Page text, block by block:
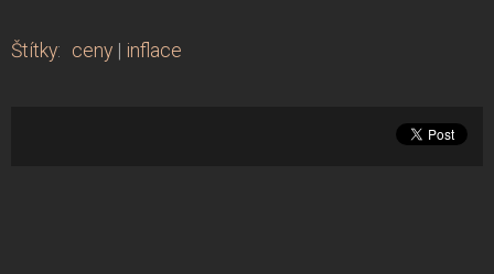
Štítky: ceny | inflace